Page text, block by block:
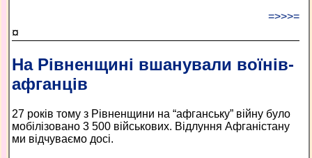
=>>>=
¤
На Рівненщині вшанували воїнів-
афганців
27 років тому з Рівненщини на “афганську” війну було
мобілізовано 3 500 військових. Відлуння Афганістану
ми відчуваємо досі.